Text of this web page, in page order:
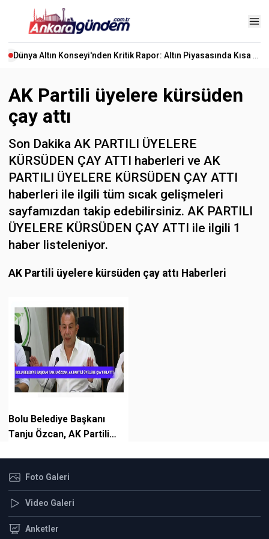
AK Partili üyelere kürsüden
çay attı
Son Dakika AK PARTILI ÜYELERE
KÜRSÜDEN ÇAY ATTI haberleri ve AK
PARTILI ÜYELERE KÜRSÜDEN ÇAY ATTI
haberleri ile ilgili tüm sıcak gelişmeleri
sayfamızdan takip edebilirsiniz. AK PARTILI
ÜYELERE KÜRSÜDEN ÇAY ATTI ile ilgili 1
haber listeleniyor.
AK Partili üyelere kürsüden çay attı Haberleri
Bolu Belediye Başkanı
Tanju Özcan, AK Partili
Foto Galeri
Video Galeri
Anketler